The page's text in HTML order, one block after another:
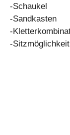
-Schaukel
-Sandkasten
-
-Sitzmöglichkeit